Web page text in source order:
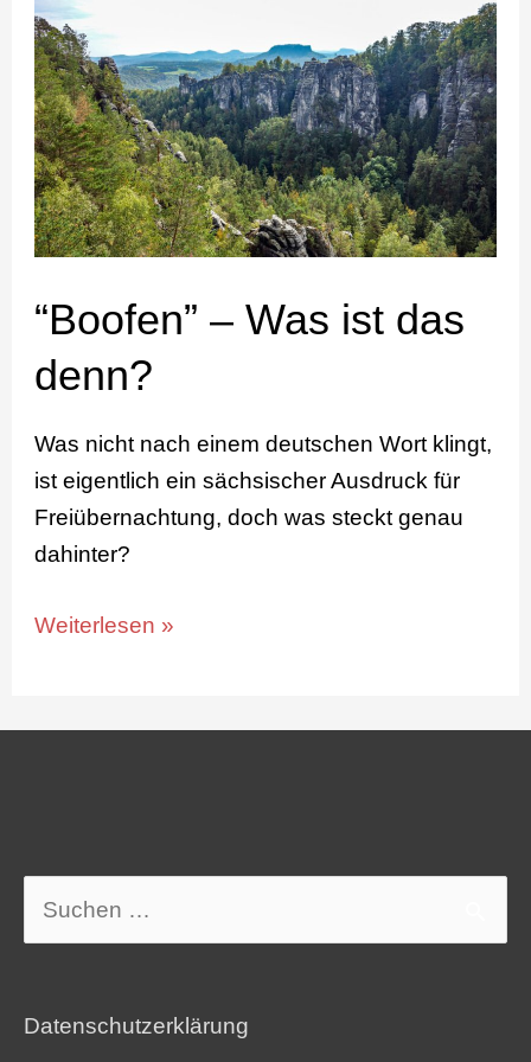
“Boofen” – Was ist das
denn?
Was nicht nach einem deutschen Wort klingt,
ist eigentlich ein sächsischer Ausdruck für
Freiübernachtung, doch was steckt genau
dahinter?
Was
ist
das
denn?
Weiterlesen »
Suchen
nach:
Datenschutzerklärung